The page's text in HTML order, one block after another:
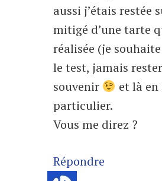
aussi j’étais restée
mitigé d’une tarte
réalisée (je
le test, jamais
souvenir
et là en
particulier.
Vous me direz ?
Répondre